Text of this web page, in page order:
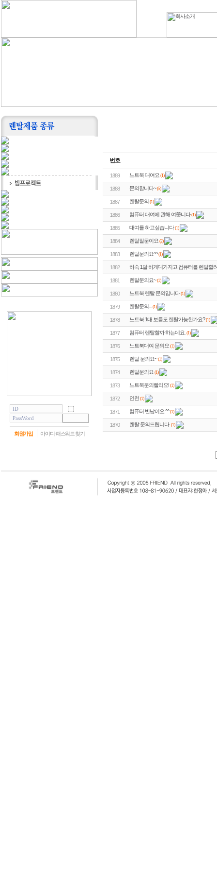
회원가입 아이디·패스워드 찾기
번호
1889 노트북 대여요(1)
1888 문의합니다~(5)
1887 렌탈문의(1)
1886 컴퓨터 대여에 관해 여쭙니다(1)
1885 대여를 하고싶습니다(1)
1884 렌탈질문이요(2)
1883 렌탈문의요^^(1)
1882 하숙 1달 하게대가지고 컴퓨터를 렌탈할
1881 렌탈문의요~(1)
1880 노트북 렌탈 문의입니다(1)
1879 렌탈문의... (1)
1878 노트북 1대 보름도 렌탈가능한가요?(1)
1877 컴퓨터 렌탈할까 하는데요. (1)
1876 노트북대여 문의요(1)
1875 렌탈 문의요~(1)
1874 렌탈문의요(1)
1873 노트북문의빨리요!(1)
1872 인천(1)
1871 컴퓨터 반납이요 ^^(1)
1870 랜탈 문의드립니다. (1)